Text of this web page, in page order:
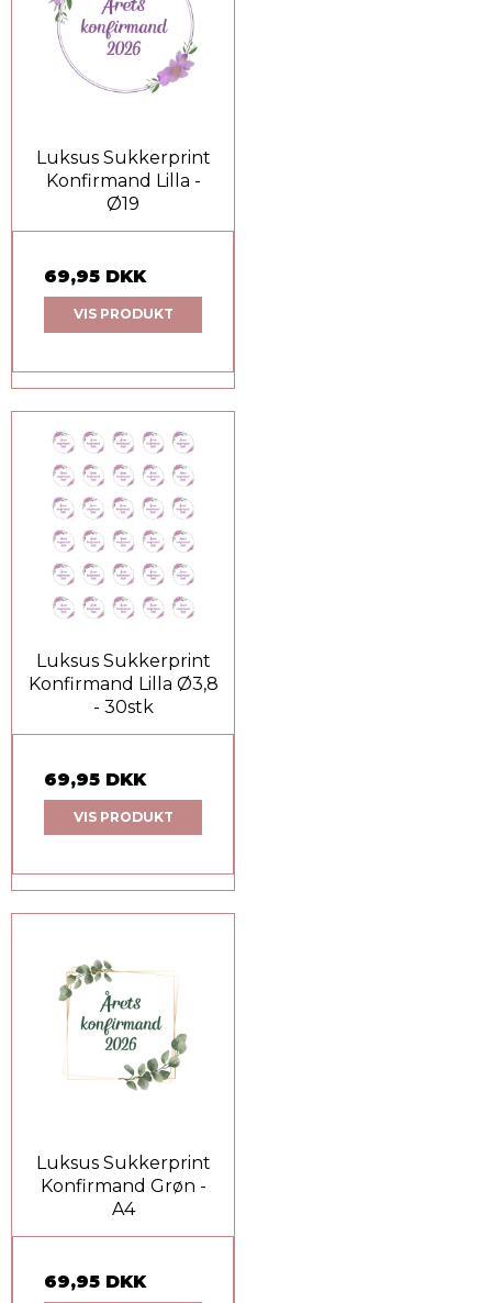
Luksus Sukkerprint
Konfirmand Lilla -
Ø19
69,95 DKK
VIS PRODUKT
Luksus Sukkerprint
Konfirmand Lilla Ø3,8
- 30stk
69,95 DKK
VIS PRODUKT
Luksus Sukkerprint
Konfirmand Grøn -
A4
69,95 DKK